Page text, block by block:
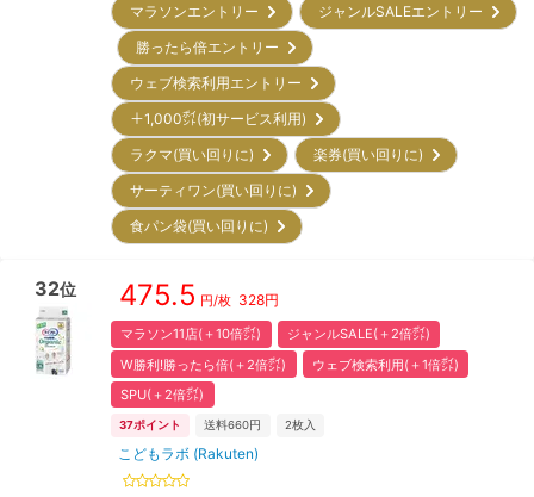
マラソンエントリー
ジャンルSALEエントリー
勝ったら倍エントリー
ウェブ検索利用エントリー
＋1,000㌽(初サービス利用)
ラクマ(買い回りに)
楽券(買い回りに)
サーティワン(買い回りに)
食パン袋(買い回りに)
32位 475.5 円/枚 328円
マラソン11店(＋10倍㌽)
ジャンルSALE(＋2倍㌽)
W勝利!勝ったら倍(＋2倍㌽)
ウェブ検索利用(＋1倍㌽)
SPU(＋2倍㌽)
37ポイント 送料660円 2枚入
こどもラボ (Rakuten)